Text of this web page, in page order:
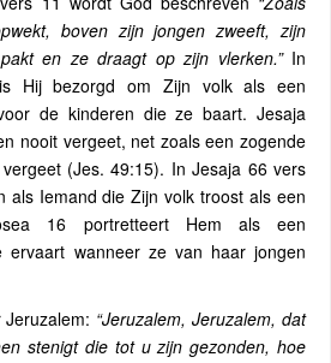
boven zijn jongen zweeft, zijn
en ze draagt op zijn vlerken.”In
Hij bezorgd om Zijn volk als een
de kinderen die ze baart. Jesaja
nooit vergeet, net zoals een zogende
(Jes. 49:15). In Jesaja 66 vers
als Iemand die Zijn volk troost als een
16 portretteert Hem als een
ervaart wanneer ze van haar jongen
“Jeruzalem, Jeruzalem, dat
stenigt die tot u zijn gezonden, hoe